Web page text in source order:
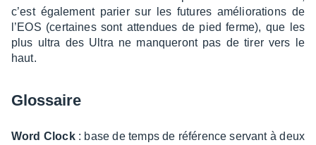
c’est égale­ment parier sur les futures amélio­ra­tions de
l’EOS (certaines sont atten­dues de pied ferme), que les
plus ultra des Ultra ne manque­ront pas de tirer vers le
haut.
Glos­saire
Word Clock: base de temps de réfé­rence servant à deux